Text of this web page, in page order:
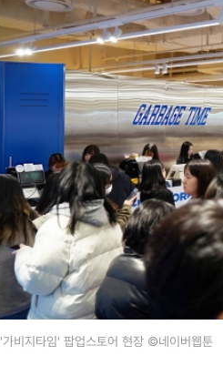
'가비지타임' 팝업스토어 현장 ©네이버웹툰